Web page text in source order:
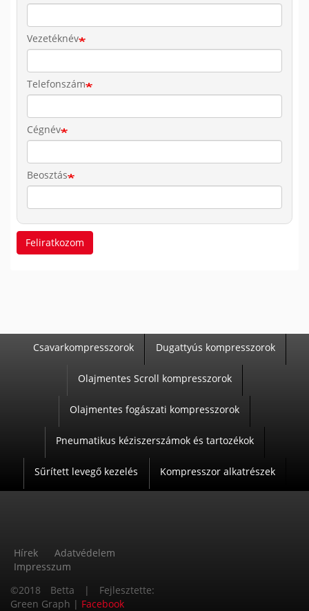
Vezetéknév
Telefonszám
Cégnév
Beosztás
Feliratkozom
E
Csavarkompresszorok Dugattyús kompresszorok
Olajmentes Scroll kompresszorok
Olajmentes fogászati kompresszorok
Pneumatikus kéziszerszámok és tartozékok
Sűrített levegő kezelés Kompresszor alkatrészek
Á
Hírek
Adatvédelem
Impresszum
©2018 Betta | Fejlesztette:
Green Graph | Facebook